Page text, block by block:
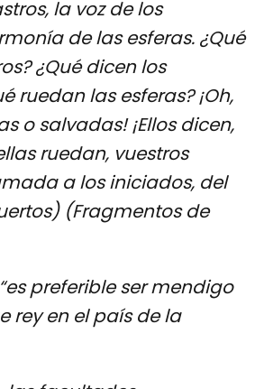
la voz de los
de las esferas. ¿Qué
¿Qué dicen los
ruedan las esferas? ¡Oh,
o salvadas! ¡Ellos dicen,
ruedan, vuestros
a los iniciados, del
(Fragmentos de
preferible ser mendigo
rey en el país de la